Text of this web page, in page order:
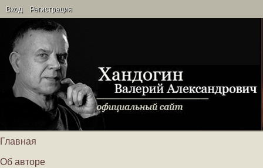
Вход Регистрация
Главная
Об авторе